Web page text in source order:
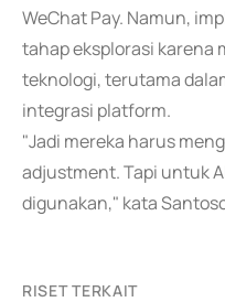
WeChat Pay. Namun,
tahap eksplorasi karena
teknologi, terutama
integrasi platform.
"Jadi mereka harus
adjustment. Tapi untuk
digunakan," kata
RISET TERKAIT